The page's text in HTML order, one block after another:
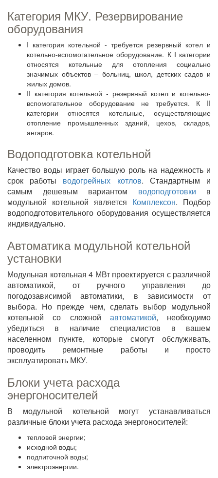
Категория МКУ. Резервирование
оборудования
I категория котельной - требуется резервный котел и
котельно-вспомогательное оборудование. К I категории
относятся котельные для отопления социально
значимых объектов – больниц, школ, детских садов и
жилых домов.
II категория котельной - резервный котел и котельно-
вспомогательное оборудование не требуется. К II
категории относятся котельные, осуществляющие
отопление промышленных зданий, цехов, складов,
ангаров.
Водоподготовка котельной
Качество воды играет большую роль на надежность и
срок работы водогрейных котлов. Стандартным и
самым дешевым вариантом водоподготовки в
модульной котельной является Комплексон. Подбор
водоподготовительного оборудования осуществляется
индивидуально.
Автоматика модульной котельной
установки
Модульная котельная 4 МВт проектируется с различной
автоматикой, от ручного управления до
погодозависимой автоматики, в зависимости от
выбора. Но прежде чем, сделать выбор модульной
котельной со сложной автоматикой, необходимо
убедиться в наличие специалистов в вашем
населенном пункте, которые смогут обслуживать,
проводить ремонтные работы и просто
эксплуатировать МКУ.
Блоки учета расхода
энергоносителей
В модульной котельной могут устанавливаться
различные блоки учета расхода энергоносителей:
тепловой энергии;
исходной воды;
подпиточной воды;
электроэнергии.